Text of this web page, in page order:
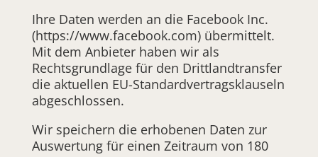
Ihre Daten werden an die Facebook Inc.
(https://www.facebook.com) übermittelt.
Mit dem Anbieter haben wir als
Rechtsgrundlage für den Drittlandtransfer
die aktuellen EU-Standardvertragsklauseln
abgeschlossen.
Wir speichern die erhobenen Daten zur
Auswertung für einen Zeitraum von 180